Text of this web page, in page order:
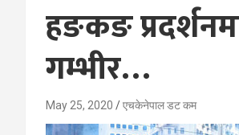
हङकङ
गम्भीर…
May 25, 2020 एचकेनेपाल डट कम